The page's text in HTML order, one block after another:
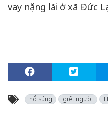
vay nặng lãi ở xã Đức
nổ súng giết người